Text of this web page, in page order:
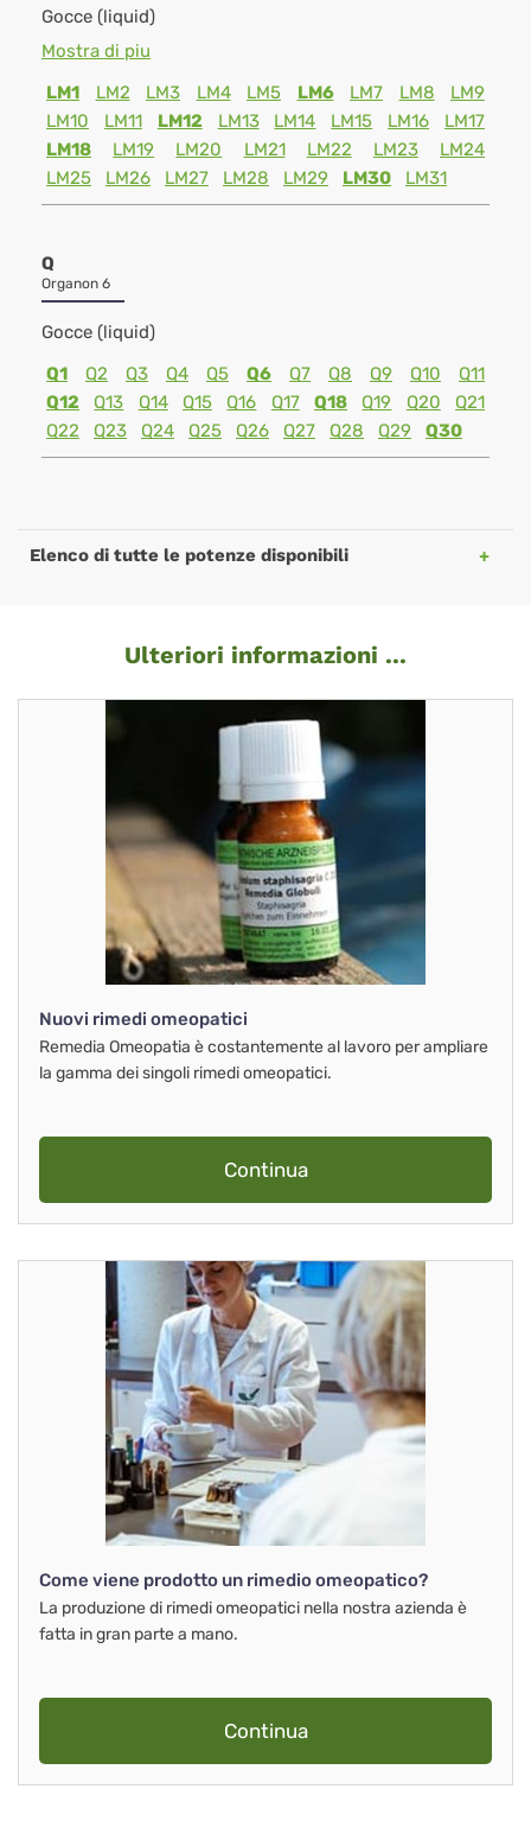
Gocce (liquid)
Mostra di piu
LM1
LM2 LM3 LM4 LM5 LM6 LM7 LM8
LM9
LM10
LM11 LM12 LM13 LM14 LM15 LM16
LM17
LM18
LM19 LM20 LM21 LM22 LM23
LM24
LM25
LM26 LM27 LM28 LM29 LM30 LM31
Q
Organon 6
Gocce (liquid)
Q1
Q2 Q3 Q4 Q5 Q6 Q7 Q8 Q9 Q10
Q11
Q12
Q13 Q14 Q15 Q16 Q17 Q18 Q19 Q20
Q21
Q22
Q23 Q24 Q25 Q26 Q27 Q28 Q29 Q30
Elenco di tutte le potenze disponibili
Ulteriori informazioni ...
Nuovi rimedi omeopatici
Remedia Omeopatia è costantemente al lavoro per ampliare
la gamma dei singoli rimedi omeopatici.
Continua
Come viene prodotto un rimedio omeopatico?
La produzione di rimedi omeopatici nella nostra azienda è
fatta in gran parte a mano.
Continua